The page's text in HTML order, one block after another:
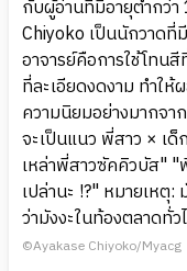
กับผู้อ่านที่มีอายุต่ำกว่า
Chiyoko เป็นนักวาด
อาจารย์คือการใช้โทน
ที่ละเอียดงดงาม ทำให้
ความนิยมอย่างมากจ
จะเป็นแนว พี่สาว × เด็
เหล่าพี่สาวซัคคิวบัส" "
เปล่านะ !?" หมายเหตุ:
ว่ามังงะในท้องตลาดทั่ว
©Ayakase Chiyoko/Myacg